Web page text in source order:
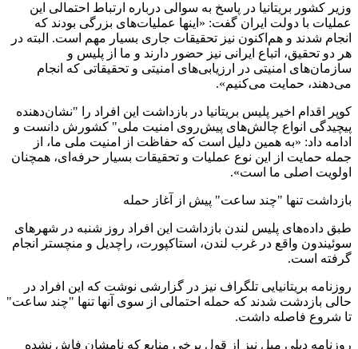
وزیر کشور بریتانیا در پاسخ به سوالی درباره ارتباط احتمالی این
عملیات با دولت ایران گفت: «اینها عملیات‌های بزرگی بودند که
انجام شدند و هم‌اکنون نیز تحقیقات جاری بسیار مهم است. البته در
هر دو تحقیق، اتباع ایرانی نیز حضور دارند و ما از پلیس و
سازمان‌های امنیتی در ارزیابی‌های امنیتی و تحقیقاتی که انجام
می‌دهند، حمایت می‌کنیم».
کوپر اقدام اخیر پلیس بریتانیا در بازداشت این افراد را "نشان‌دهنده
پیچیدگی انواع چالش‌های پیش‌روی امنیت ملی" کشورش دانست و
ادامه داد: «به همین دلیل است که حفاظت از امنیت ملی ما، از
جمله حمایت از این نوع عملیات و تحقیقات بسیار حرفه‌ای، همچنان
اولویت اصلی ما است».
بازداشت تنها "چند ساعت" پیش از آغاز حمله
طبق داده‌های پلیس لندن بازداشت‌ این افراد روز شنبه در شهرهای
سوئیندون واقع در غرب لندن، استاکپورت، راچدیل و منچستر انجام
گرفته است.
روزنامه بریتانیایی تلگراف نیز در گزارشی نوشت که این افراد در
حالی بازدشت شدند که حمله احتمالی از سوی آنها تنها "چند ساعت"
تا شروع فاصله داشت.
روزنامه دیلی میل نیز از قول برخی منابع که نامشان فاش نشده